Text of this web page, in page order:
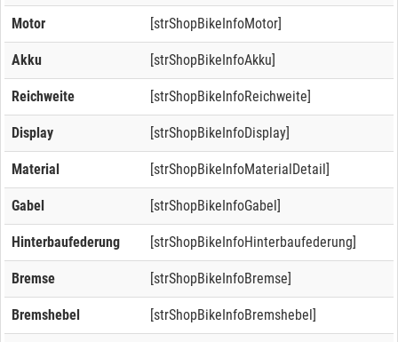
Motor [strShopBikeInfoMotor]
Akku [strShopBikeInfoAkku]
Reichweite [strShopBikeInfoReichweite]
Display [strShopBikeInfoDisplay]
Material [strShopBikeInfoMaterialDetail]
Gabel [strShopBikeInfoGabel]
Hinterbaufederung [strShopBikeInfoHinterbaufederung]
Bremse [strShopBikeInfoBremse]
Bremshebel [strShopBikeInfoBremshebel]